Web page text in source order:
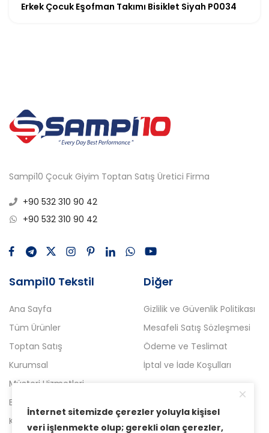
Erkek Çocuk Eşofman Takımı Bisiklet Siyah P0034
Sampi10 Çocuk Giyim Toptan Satış Üretici Firma
+90 532 310 90 42
+90 532 310 90 42
Sampi10 Tekstil
Ana Sayfa
Tüm Ürünler
Toptan Satış
Kurumsal
Müşteri Hizmetleri
Blog
Kampanyalı Ürünler
Diğer
Gizlilik ve Güvenlik Politikası
Mesafeli Satış Sözleşmesi
Ödeme ve Teslimat
İptal ve İade Koşulları
İnternet sitemizde çerezler yoluyla kişisel
veri işlenmekte olup; gerekli olan çerezler,